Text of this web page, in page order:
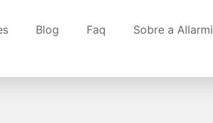
Blog Faq Sobre a Allarmi